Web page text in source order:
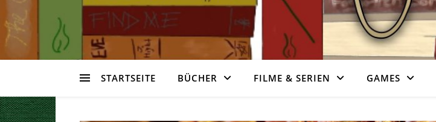
STARTSEITE BÜCHER FILME & SERIEN GAMES